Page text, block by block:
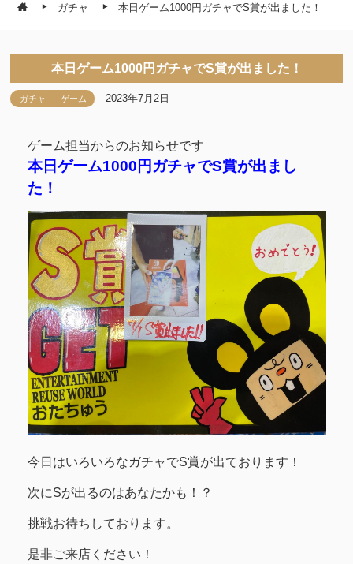
ガチャ 本日ゲーム1000円ガチャでS賞が出ました！
本日ゲーム1000円ガチャでS賞が出ました！
ガチャ ゲーム 2023年7月2日
ゲーム担当からのお知らせです
本日ゲーム1000円ガチャでS賞が出まし
た！
今日はいろいろなガチャでS賞が出ております！
次にSが出るのはあなたかも！？
挑戦お待ちしております。
是非ご来店ください！